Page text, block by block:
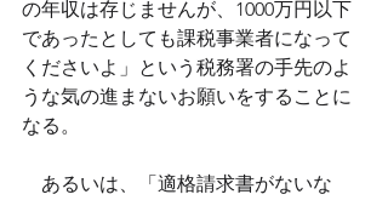
の年収は存じませんが、1000万円以下
であったとしても課税事業者になって
くださいよ」という税務署の手先のよ
うな気の進まないお願いをすることに
なる。
あるいは、「適格請求書がないな